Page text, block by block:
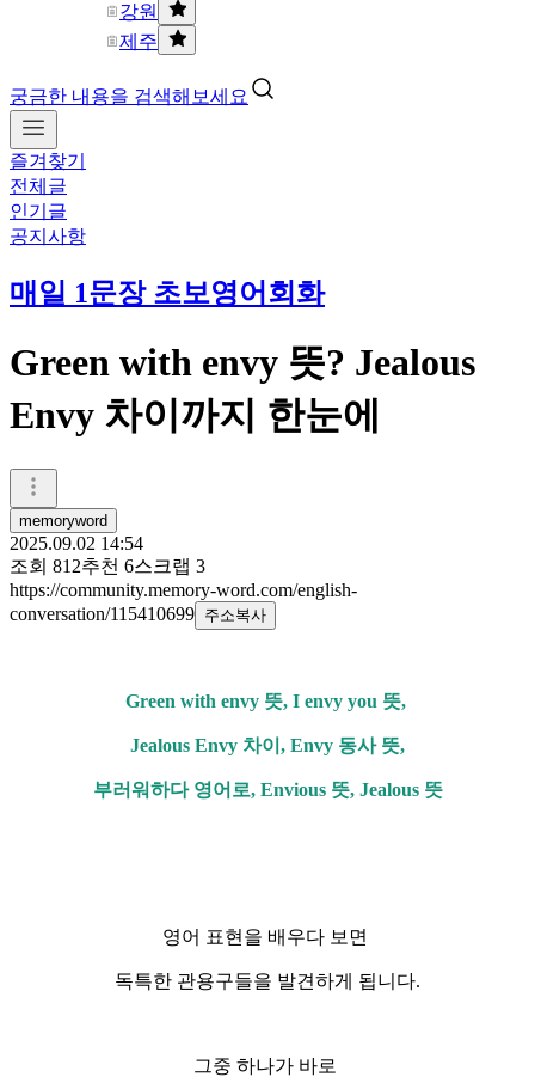
강원
제주
궁금한 내용을 검색해보세요
즐겨찾기
전체글
인기글
공지사항
매일 1문장 초보영어회화
Green with envy 뜻? Jealous
Envy 차이까지 한눈에
memoryword
2025.09.02 14:54
조회 812추천 6스크랩 3
https://community.memory-word.com/english-
conversation/115410699 주소복사
Green with envy 뜻, I envy you 뜻,
Jealous Envy 차이, Envy 동사 뜻,
부러워하다 영어로, Envious 뜻, Jealous 뜻
영어 표현을 배우다 보면
독특한 관용구들을 발견하게 됩니다.
그중 하나가 바로